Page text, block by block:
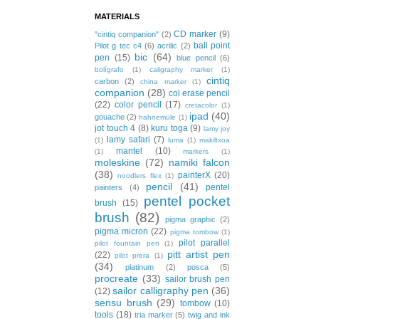
MATERIALS
"cintiq companion" (2) CD marker (9)
Pilot g tec c4 (6) acrilic (2) ball point
pen (15) bic (64) blue pencil (6)
bolígrafo (1) caligraphy marker (1)
carbon (2) china marker (1)
cintiq
companion (28) col erase pencil
(22) color pencil (17) cretacolor (1)
gouache (2) hahnemüle (1) ipad (40)
jot touch 4 (8) kuru toga (9) lamy joy
(1) lamy safari (7) luma (1) makiltxoa
(1)
mantel (10) markers (1)
moleskine (72) namiki falcon
(38)
noodlers flex (1) painterX (20)
painters (4) pencil (41)
pentel
brush
(15)
pentel pocket
brush (82) pigma graphic (2)
pigma micron (22) pigma tombow (1)
pilot fountain pen
(1)
pilot parallel
(22) pilot prera (1)
pitt artist pen
(34)
platinum (2) posca (5)
procreate (33) sailor brush pen
(12) sailor calligraphy pen (36)
sensu brush (29) tombow (10)
tools (18) tria marker (5) twig and ink